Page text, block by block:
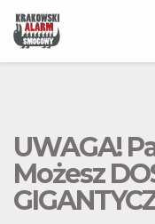
UWAGA!
Możesz